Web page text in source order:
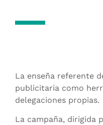
La enseña referente
publicitaria como
delegaciones propias.
La campaña, dirigida